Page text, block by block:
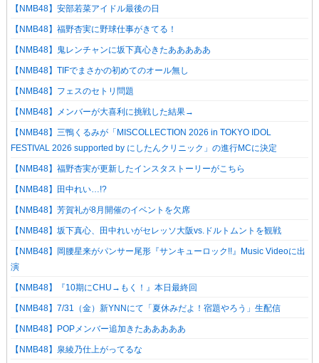
【NMB48】安部若菜アイドル最後の日
【NMB48】福野杏実に野球仕事がきてる！
【NMB48】鬼レンチャンに坂下真心きたあああああ
【NMB48】TIFでまさかの初めてのオール無し
【NMB48】フェスのセトリ問題
【NMB48】メンバーが大喜利に挑戦した結果→
【NMB48】三鴨くるみが「MISCOLLECTION 2026 in TOKYO IDOL
FESTIVAL 2026 supported by にしたんクリニック」の進行MCに決定
【NMB48】福野杏実が更新したインスタストーリーがこちら
【NMB48】田中れい…!?
【NMB48】芳賀礼が8月開催のイベントを欠席
【NMB48】坂下真心、田中れいがセレッソ大阪vs.ドルトムントを観戦
【NMB48】岡腰星来がパンサー尾形『サンキューロック!!』Music Videoに出
演
【NMB48】『10期にCHU→もく！』本日最終回
【NMB48】7/31（金）新YNNにて「夏休みだよ！宿題やろう」生配信
【NMB48】POPメンバー追加きたあああああ
【NMB48】泉綾乃仕上がってるな